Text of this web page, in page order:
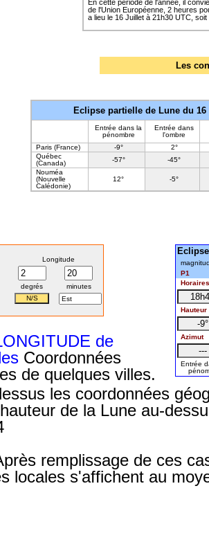
En cette période de l'année, il
de l'Union Européenne, 2 heures
a lieu le 16 Juillet à 21h30 UTC,
Les
Eclipse partielle de Lune du
Entrée dans la
pénombre
Entrée dans
l'ombre
Paris (France)
-9°
2°
Québec
(Canada)
-57°
-45°
Nouméa
(Nouvelle
Calédonie)
12° -5°
Longitude
degrés minutes
de
Coordonnées
de quelques villes.
P1
Horaires
Azimut
Entrée
les coordonnées
de la Lune au-
remplissage de ces
locales s'affichent au